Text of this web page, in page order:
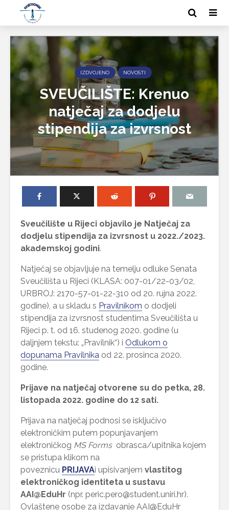
IZDVOJENO NOVOSTI
SVEUČILIŠTE: Krenuo
natječaj za dodjelu
stipendija za izvrsnost
Sveučilište u Rijeci objavilo je Natječaj za
dodjelu stipendija za izvrsnost u 2022./2023.
akademskoj godini.
Natječaj se objavljuje na temelju odluke Senata
Sveučilišta u Rijeci (KLASA: 007-01/22-03/02,
URBROJ: 2170-57-01-22-310 od 20. rujna 2022.
godine), a u skladu s Pravilnikom o dodjeli
stipendija za izvrsnost studentima Sveučilišta u
Rijeci p. t. od 16. studenog 2020. godine (u
daljnjem tekstu: „Pravilnik“) i Odlukom o
dopunama Pravilnika od 22. prosinca 2020.
godine.
Prijave na natječaj otvorene su do petka, 28.
listopada 2022. godine do 12 sati.
Prijava na natječaj podnosi se isključivo
elektroničkim putem popunjavanjem
elektroničkog MS Formsobrasca/upitnika kojem
se pristupa klikom na
poveznicu PRIJAVAi upisivanjem vlastitog
elektroničkog identiteta u sustavu
AAI@EduHr (npr. peric.pero@student.uniri.hr).
Ovlaštene osobe za izdavanje AAI@EduHr